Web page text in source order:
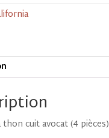
cuit avocat (4 pièces)